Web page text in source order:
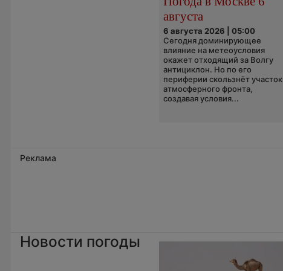
августа
6 августа 2026 | 05:00
Сегодня доминирующее
влияние на метеоусловия
окажет отходящий за Волгу
антициклон. Но по его
периферии скользнёт участок
атмосферного фронта,
создавая условия...
Реклама
Новости погоды